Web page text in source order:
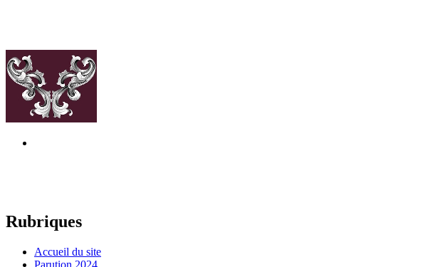
Rubriques
Accueil du site
Parution 2024